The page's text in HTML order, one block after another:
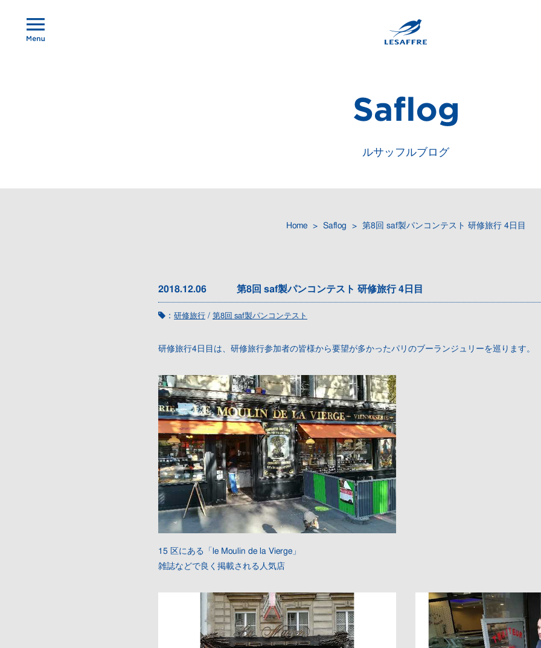
ルサッフルブログ
Home Saflog 第8回 saf製パンコンテスト 研修旅行 4日目
2018.12.06 第8回 saf製パンコンテスト 研修旅行 4日目
： 研修旅行 / 第8回 saf製パンコンテスト
研修旅行4日目は、研修旅行参加者の皆様から要望が多かったパリのブーランジュリーを巡ります。
15 区にある「le Moulin de la Vierge」
雑誌などで良く掲載される人気店